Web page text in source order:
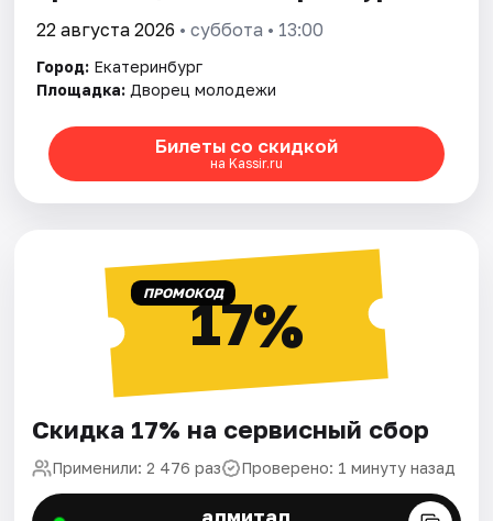
22 августа 2026 • суббота • 13:00
Город: Екатеринбург
Площадка: Дворец молодежи
Билеты со скидкой
на Kassir.ru
ПРОМОКОД17%
Скидка 17% на сервисный сбор
Применили: 2 476 раз Проверено: 1 минуту назад